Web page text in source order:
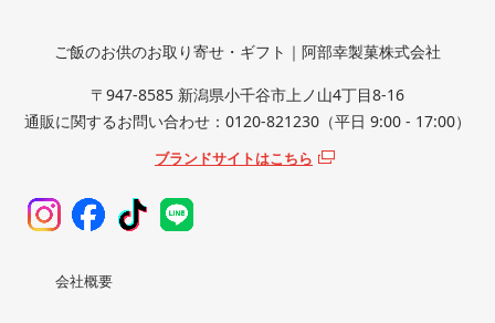
ご飯のお供のお取り寄せ・ギフト｜阿部幸製菓株式会社
〒947-8585 新潟県小千谷市上ノ山4丁目8-16
通販に関するお問い合わせ：0120-821230（平日 9:00 - 17:00）
ブランドサイトはこちら
会社概要